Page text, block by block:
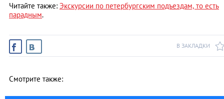
Читайте также: Экскурсии по петербургским подъездам, то есть
парадным.
В ЗАКЛАДКИ
Смотрите также: